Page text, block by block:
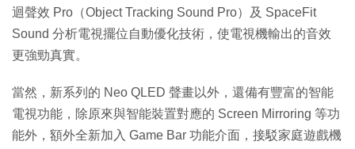
迴聲效 Pro（Object Tracking Sound Pro）及 SpaceFit
Sound 分析電視擺位自動優化技術，使電視機輸出的音效
更強勁真實。
當然，新系列的 Neo QLED 聲畫以外，還備有豐富的智能
電視功能，除原來與智能裝置對應的 Screen Mirroring 等功
能外，額外全新加入 Game Bar 功能介面，接駁家庭遊戲機